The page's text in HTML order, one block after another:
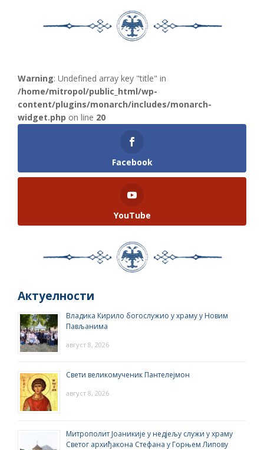
Warning: Undefined array key "title" in
/home/mitropol/public_html/wp-
content/plugins/monarch/includes/monarch-
widget.php on line 20
Facebook
YouTube
Актуелности
Владика Кирило богослужио у храму у Новим
Пављанима
август 8, 2026
Свети великомученик Пантелејмон
август 8, 2026
Митрополит Јоаникије у недјељу служи у храму
Светог архиђакона Стефана у Горњем Липову